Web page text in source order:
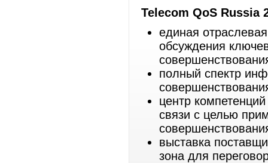
Telecom QoS Russia
единая
обсуждения
полный спектр
центр
связи с целью
выставка
зона для